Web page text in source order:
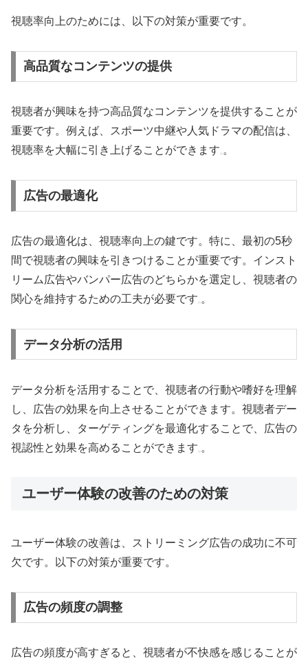
視聴率向上のためには、以下の対策が重要です。
高品質なコンテンツの提供
視聴者が興味を持つ高品質なコンテンツを提供することが
重要です。例えば、スポーツ中継や人気ドラマの配信は、
視聴率を大幅に引き上げることができます 。
広告の最適化
広告の最適化は、視聴率向上の鍵です。特に、最初の5秒
間で視聴者の興味を引きつけることが重要です。インスト
リーム広告やバンパー広告のどちらかを選定し、視聴者の
関心を維持するための工夫が必要です 。
データ分析の活用
データ分析を活用することで、視聴者の行動や嗜好を理解
し、広告の効果を向上させることができます。視聴者デー
タを分析し、ターゲティングを最適化することで、広告の
視認性と効果を高めることができます 。
ユーザー体験の改善のための対策
ユーザー体験の改善は、ストリーミング広告の成功に不可
欠です。以下の対策が重要です。
広告の頻度の調整
広告の頻度が高すぎると、視聴者が不快感を感じることが